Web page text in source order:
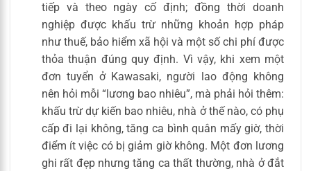
tiếp và theo ngày cố định; đồng thời doanh
nghiệp được khấu trừ những khoản hợp pháp
như thuế, bảo hiểm xã hội và một số chi phí được
thỏa thuận đúng quy định. Vì vậy, khi xem một
đơn tuyển ở Kawasaki, người lao động không
nên hỏi mỗi “lương bao nhiêu”, mà phải hỏi thêm:
khấu trừ dự kiến bao nhiêu, nhà ở thế nào, có phụ
cấp đi lại không, tăng ca bình quân mấy giờ, thời
điểm ít việc có bị giảm giờ không. Một đơn lương
ghi rất đẹp nhưng tăng ca thất thường, nhà ở đắt